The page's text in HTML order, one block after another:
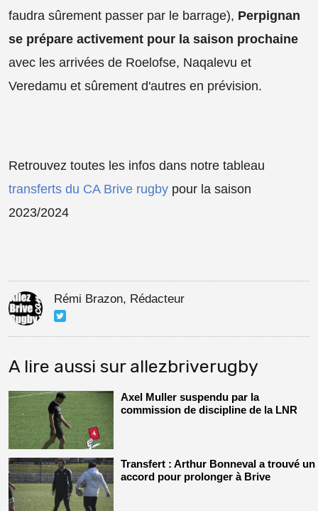
faudra sûrement passer par le barrage), Perpignan
se prépare activement pour la saison prochaine
avec les arrivées de Roelofse, Naqalevu et
Veredamu et sûrement d'autres en prévision.
Retrouvez toutes les infos dans notre tableau
transferts du CA Brive rugby pour la saison
2023/2024
Rémi Brazon, Rédacteur
A lire aussi sur allezbriverugby
Axel Muller suspendu par la
commission de discipline de la LNR
Transfert : Arthur Bonneval a trouvé un
accord pour prolonger à Brive